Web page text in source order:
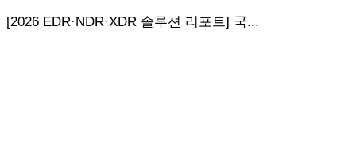
[2026 EDR·NDR·XDR 솔루션 리포트] 국...